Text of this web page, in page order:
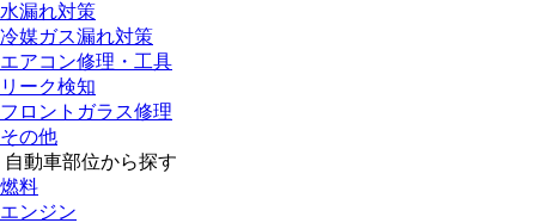
水漏れ対策
冷媒ガス漏れ対策
エアコン修理・工具
リーク検知
フロントガラス修理
その他
自動車部位から探す
燃料
エンジン